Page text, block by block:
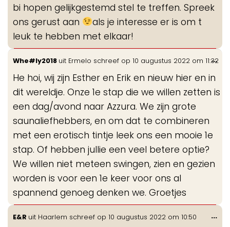
bi hopen gelijkgestemd stel te treffen. Spreek
ons gerust aan
als je interesse er is om t
leuk te hebben met elkaar!
Whe#ly2018 uit Ermelo schreef op 10 augustus 2022 om 11:32
He hoi, wij zijn Esther en Erik en nieuw hier en in
dit wereldje. Onze 1e stap die we willen zetten is
een dag/avond naar Azzura. We zijn grote
saunaliefhebbers, en om dat te combineren
met een erotisch tintje leek ons een mooie 1e
stap. Of hebben jullie een veel betere optie?
We willen niet meteen swingen, zien en gezien
worden is voor een 1e keer voor ons al
spannend genoeg denken we. Groetjes
...
E&R uit Haarlem schreef op 10 augustus 2022 om 10:50 ...